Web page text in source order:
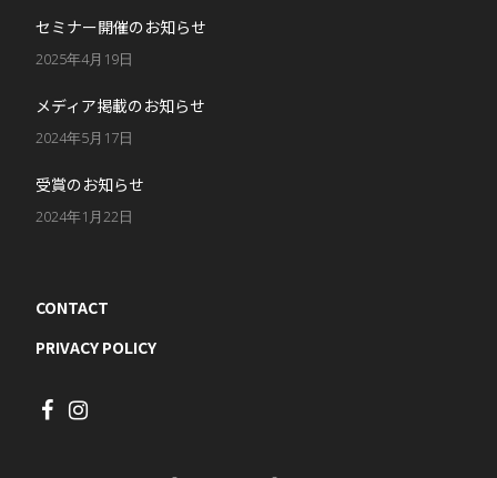
セミナー開催のお知らせ
2025年4月19日
メディア掲載のお知らせ
2024年5月17日
受賞のお知らせ
2024年1月22日
CONTACT
PRIVACY POLICY